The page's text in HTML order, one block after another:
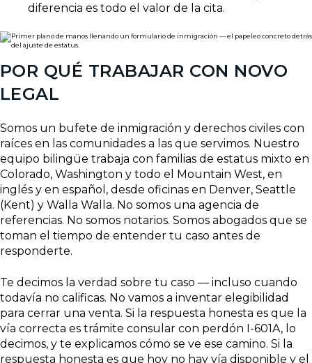
diferencia es todo el valor de la cita.
POR QUÉ TRABAJAR CON NOVO
LEGAL
Somos un bufete de inmigración y derechos civiles con
raíces en las comunidades a las que servimos. Nuestro
equipo bilingüe trabaja con familias de estatus mixto en
Colorado, Washington y todo el Mountain West, en
inglés y en español, desde oficinas en Denver, Seattle
(Kent) y Walla Walla. No somos una agencia de
referencias. No somos notarios. Somos abogados que se
toman el tiempo de entender tu caso antes de
responderte.
Te decimos la verdad sobre tu caso — incluso cuando
todavía no calificas. No vamos a inventar elegibilidad
para cerrar una venta. Si la respuesta honesta es que la
vía correcta es trámite consular con perdón I-601A, lo
decimos, y te explicamos cómo se ve ese camino. Si la
respuesta honesta es que hoy no hay vía disponible y el